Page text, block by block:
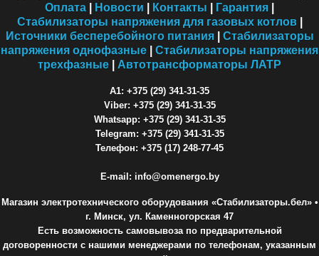
Оплата
Новости Контакты Гарантия
Стабилизаторы напряжения для газовых котлов|
Источники бесперебойного питания| Стабилизаторы
напряжения однофазные
Стабилизаторы напряжения
трехфазные
Автотрансформаторы ЛАТР
A1: +375 (29) 341-31-35
Viber: +375 (29) 341-31-35
Whatsapp: +375 (29) 341-31-35
Telegram: +375 (29) 341-31-35
Телефон: +375 (17) 248-77-45
E-mail: info@omenergo.by
Магазин электротехнического оборудования «Стабилизаторы.бел»•
г. Минск, ул. Каменногорская 47
Есть возможность самовывоза по предварительной
договоренности с нашими менеджерами по телефонам, указанным